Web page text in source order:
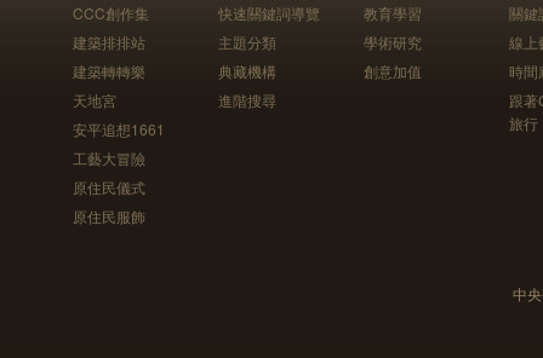
CCC創作集
建築排排站
建築轉轉樂
天地宮
安平追想1661
工藝大冒險
原住民儀式
原住民服飾
快速關鍵詞導覽
主題分類
典藏機構
進階搜尋
教育學習
學術研究
創意加值
關鍵
線上
時間
跟
旅行
中